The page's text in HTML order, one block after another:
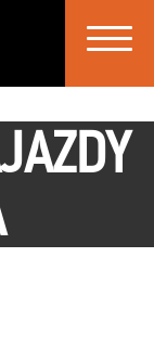
Toggle